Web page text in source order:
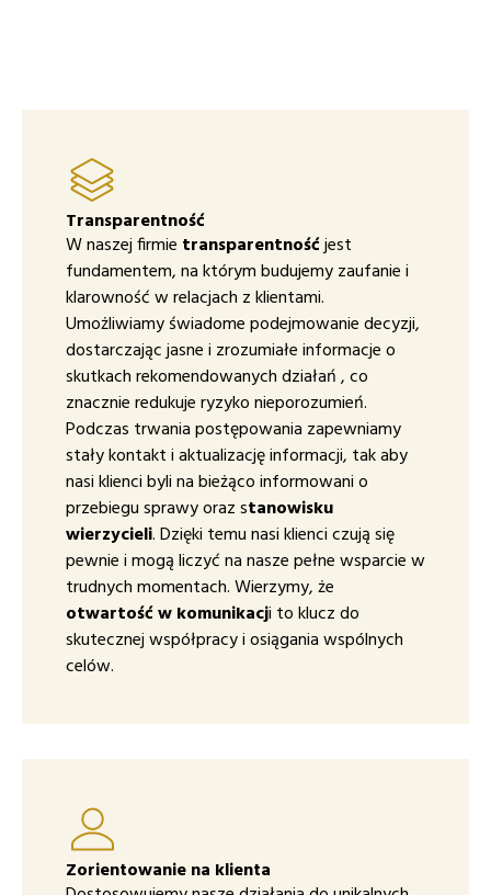
Transparentność
W naszej firmie transparentnośćjest
fundamentem, na którym budujemy zaufanie i
klarowność w relacjach z klientami.
Umożliwiamy świadome podejmowanie decyzji,
dostarczając jasne i zrozumiałe informacje o
skutkach rekomendowanych działań , co
znacznie redukuje ryzyko nieporozumień.
Podczas trwania postępowania zapewniamy
stały kontakt i aktualizację informacji, tak aby
nasi klienci byli na bieżąco informowani o
przebiegu sprawy oraz stanowisku
wierzycieli. Dzięki temu nasi klienci czują się
pewnie i mogą liczyć na nasze pełne wsparcie w
trudnych momentach. Wierzymy, że
otwartość w komunikacji to klucz do
skutecznej współpracy i osiągania wspólnych
celów.
Zorientowanie na klienta